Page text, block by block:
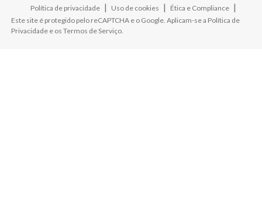
Política de privacidade | Uso de cookies | Ética e Compliance |
Este site é protegido pelo reCAPTCHA e o Google. Aplicam-se a Política de
Privacidade e os Termos de Serviço